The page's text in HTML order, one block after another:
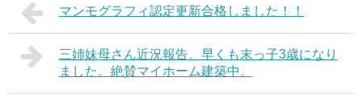
マンモグラフィ認定更新合格しました！！
三姉妹母さん近況報告。早くも末っ子3歳になり
ました。絶賛マイホーム建築中。